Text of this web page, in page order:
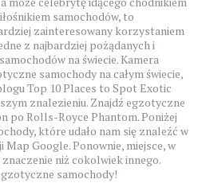
samochodów, to
zainteresowany korzystaniem
z najbardziej pożądanych i
na świecie. Kamera
samochody na całym świecie,
Top 10 Places to Spot Exotic
znalezieniu. Znajdź egzotyczne
po Rolls-Royce Phantom. Poniżej
które udało nam się znaleźć w
Google. Ponownie, miejsce, w
niż cokolwiek innego.
samochody!